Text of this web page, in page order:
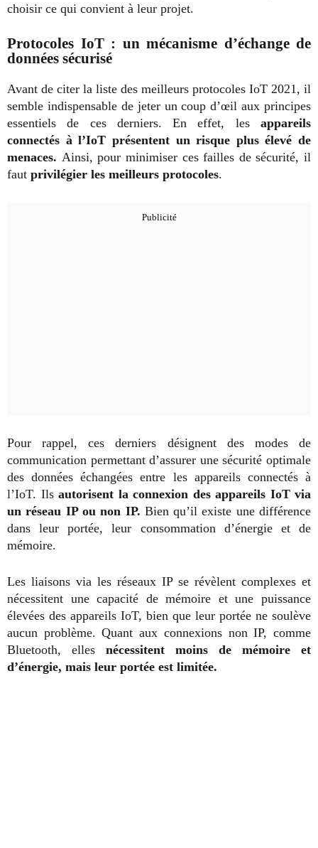
choisir ce qui convient à leur projet.
Protocoles IoT : un mécanisme d’échange de
données sécurisé
Avant de citer la liste des meilleurs protocoles IoT 2021, il
semble indispensable de jeter un coup d’œil aux principes
essentiels de ces derniers. En effet, les appareils
connectés à l’IoT présentent un risque plus élevé de
menaces. Ainsi, pour minimiser ces failles de sécurité, il
faut privilégier les meilleurs protocoles.
Pour rappel, ces derniers désignent des modes de
communication permettant d’assurer une sécurité optimale
des données échangées entre les appareils connectés à
l’IoT. Ils autorisent la connexion des appareils IoT via
un réseau IP ou non IP. Bien qu’il existe une différence
dans leur portée, leur consommation d’énergie et de
mémoire.
Les liaisons via les réseaux IP se révèlent complexes et
nécessitent une capacité de mémoire et une puissance
élevées des appareils IoT, bien que leur portée ne soulève
aucun problème. Quant aux connexions non IP, comme
Bluetooth, elles nécessitent moins de mémoire et
d’énergie, mais leur portée est limitée.